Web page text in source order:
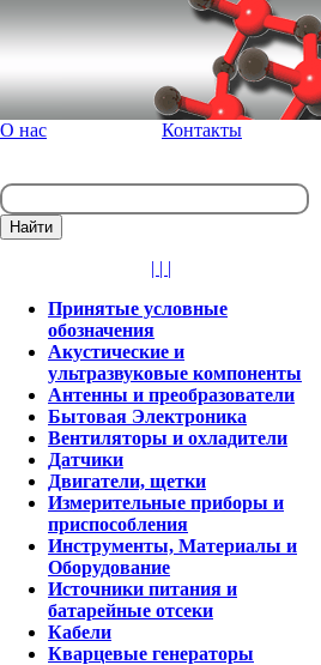
О нас Контакты
| | |
Принятые условные
обозначения
Акустические и
ультразвуковые компоненты
Антенны и преобразователи
Бытовая Электроника
Вентиляторы и охладители
Датчики
Двигатели, щетки
Измерительные приборы и
приспособления
Инструменты, Материалы и
Оборудование
Источники питания и
батарейные отсеки
Кабели
Кварцевые генераторы